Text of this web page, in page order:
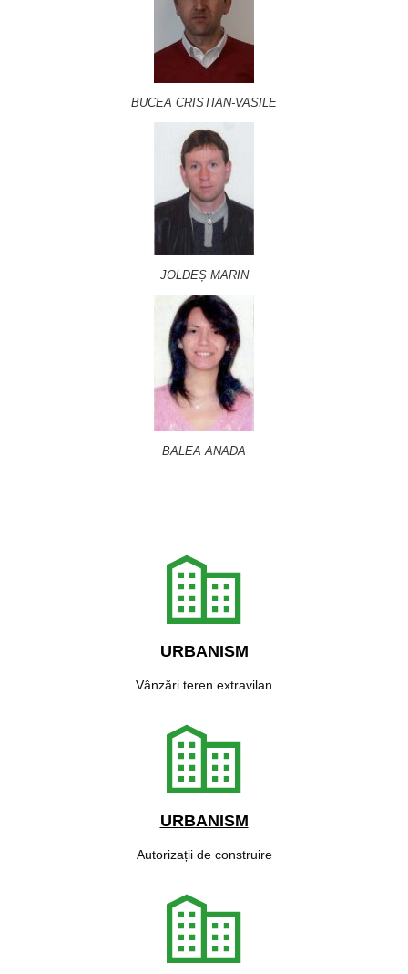
BUCEA CRISTIAN-VASILE
JOLDEȘ MARIN
BALEA ANADA
URBANISM
Vânzări teren extravilan
URBANISM
Autorizații de construire